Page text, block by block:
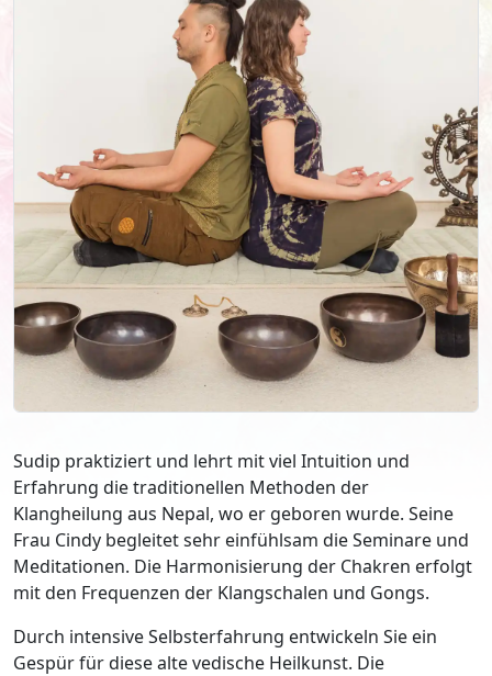
Sudip praktiziert und lehrt mit viel Intuition und
Erfahrung die traditionellen Methoden der
Klangheilung aus Nepal, wo er geboren wurde. Seine
Frau Cindy begleitet sehr einfühlsam die Seminare und
Meditationen. Die Harmonisierung der Chakren erfolgt
mit den Frequenzen der Klangschalen und Gongs.
Durch intensive Selbsterfahrung entwickeln Sie ein
Gespür für diese alte vedische Heilkunst. Die